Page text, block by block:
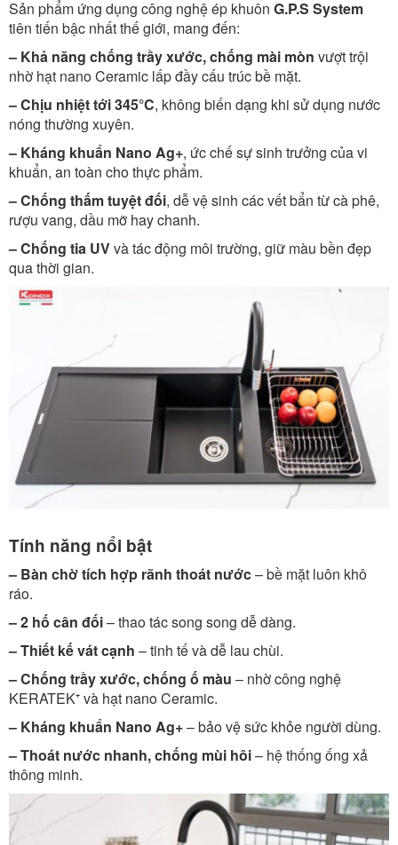
Sản phẩm ứng dụng công nghệ ép khuôn G.P.S System
tiên tiến bậc nhất thế giới, mang đến:
– Khả năng chống trầy xước, chống mài mòn vượt trội
nhờ hạt nano Ceramic lấp đầy cấu trúc bề mặt.
– Chịu nhiệt tới 345°C, không biến dạng khi sử dụng nước
nóng thường xuyên.
– Kháng khuẩn Nano Ag+, ức chế sự sinh trưởng của vi
khuẩn, an toàn cho thực phẩm.
– Chống thấm tuyệt đối, dễ vệ sinh các vết bẩn từ cà phê,
rượu vang, dầu mỡ hay chanh.
– Chống tia UVvà tác động môi trường, giữ màu bền đẹp
qua thời gian.
Tính năng nổi bật
– Bàn chờ tích hợp rãnh thoát nước– bề mặt luôn khô
ráo.
– 2 hố cân đối– thao tác song song dễ dàng.
– Thiết kế vát cạnh – tinh tế và dễ lau chùi.
– Chống trầy xước, chống ố màu – nhờ công nghệ
KERATEK⁺ và hạt nano Ceramic.
– Kháng khuẩn Nano Ag+– bảo vệ sức khỏe người dùng.
– Thoát nước nhanh, chống mùi hôi– hệ thống ống xả
thông minh.